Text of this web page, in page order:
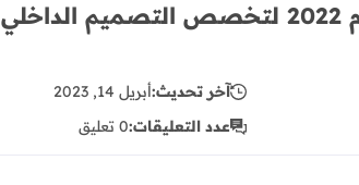
التدريب العملي - الامتحان الوزاري لعام 2019 وعام 2022 لتخصص التصميم الداخلي
آخر تحديث:أبريل 14, 2023
عدد التعليقات:0 تعليق